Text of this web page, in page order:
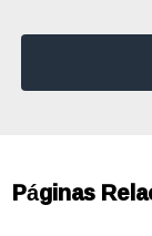
Páginas